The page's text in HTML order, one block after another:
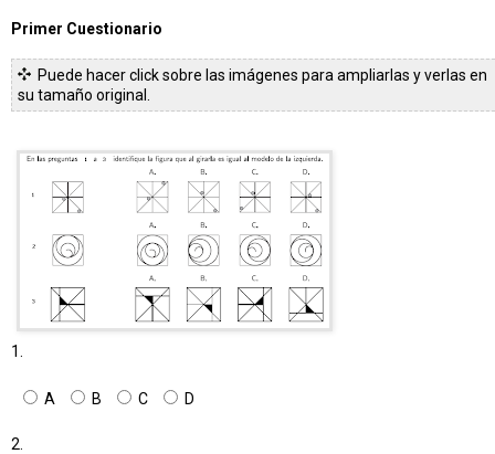
Primer Cuestionario
Puede hacer click sobre las imágenes para ampliarlas y verlas en
su tamaño original.
1.
A B C D
2.